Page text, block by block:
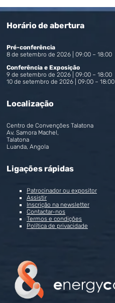
Horário de abertura
Pré-conferência
8 de setembro de 2026 | 09:00 – 18:00
Conferência e Exposição
9 de setembro de 2026 | 09:00 – 18:00
10 de setembro de 2026 | 09:00 – 18:00
Localização
Centro de Convenções Talatona
Av. Samora Machel,
Talatona
Luanda, Angola
Ligações rápidas
Patrocinador ou expositor
Assistir
Inscrição na newsletter
Contactar-nos
Termos e condições
Política de privacidade